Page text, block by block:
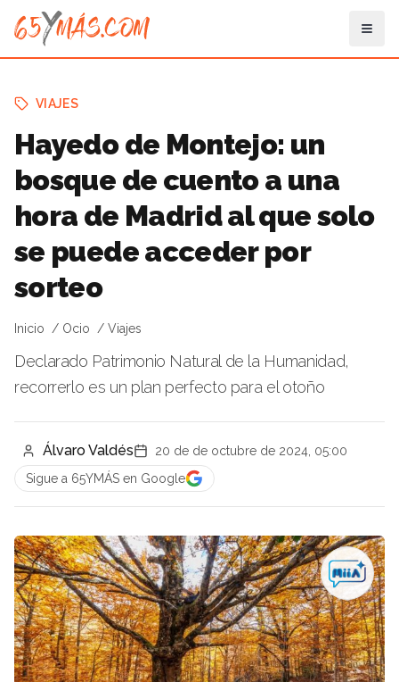
VIAJES
Hayedo de Montejo: un
bosque de cuento a una
hora de Madrid al que solo
se puede acceder por
sorteo
Inicio Ocio Viajes
Declarado Patrimonio Natural de la Humanidad,
recorrerlo es un plan perfecto para el otoño
Álvaro Valdés
20 de de octubre de 2024, 05:00
Sigue a 65YMÁS en Google